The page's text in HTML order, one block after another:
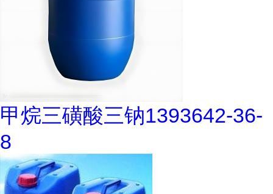
甲烷三磺酸三钠1393642-36-
8